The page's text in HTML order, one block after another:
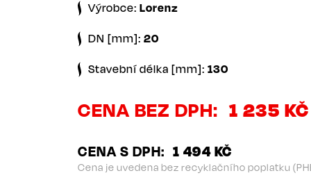
Výrobce: Lorenz
DN [mm]: 20
Stavební délka [mm]: 130
CENA BEZ DPH 1 235 KČ
CENA S DPH 1 494 KČ
Cena je uvedena bez recyklačního poplatku